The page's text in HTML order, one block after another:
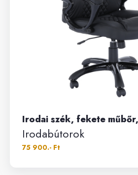
Irodai szék, fekete
Irodabútorok
75 900.- Ft